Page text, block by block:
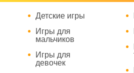
Детские игры
Игры для
мальчиков
Игры для
девочек